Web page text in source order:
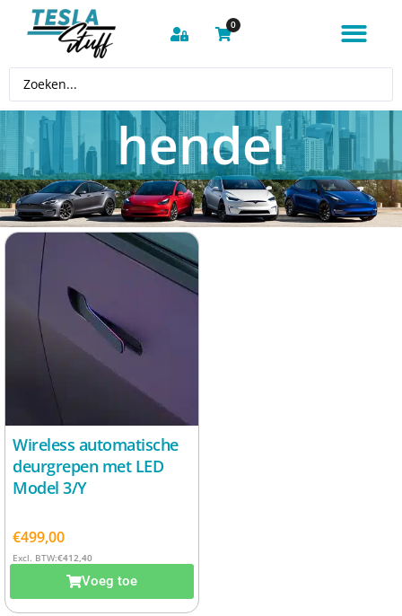
0
hendel
Wireless automatische
deurgrepen met LED
Model 3/Y
€499,00
Excl. BTW:€412,40
Voeg toe